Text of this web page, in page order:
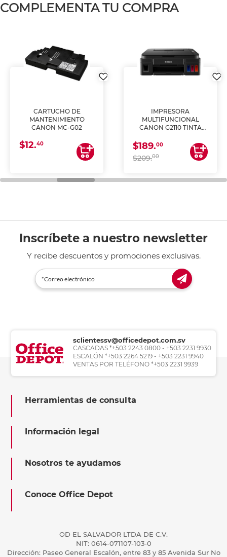
COMPLEMENTA TU COMPRA
CARTUCHO DE
MANTENIMIENTO
CANON MC-G02
$12.40
IMPRESORA
MULTIFUNCIONAL
CANON G2110 TINTA
$189.00
$209.00
Inscríbete a nuestro newsletter
Y recibe descuentos y promociones exclusivas.
sclientessv@officedepot.com.sv
CASCADAS *+503 2243 0800 - +503 2231 9930
ESCALÓN *+503 2264 5219 - +503 2231 9940
VENTAS POR TELÉFONO *+503 2231 9939
Herramientas de consulta
Información legal
Nosotros te ayudamos
Conoce Office Depot
OD EL SALVADOR LTDA DE C.V.
NIT: 0614-071107-103-0
Dirección: Paseo General Escalón, entre 83 y 85 Avenida Sur No